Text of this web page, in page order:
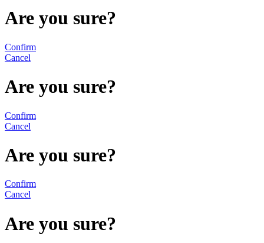
Are you sure?
Confirm
Cancel
Are you sure?
Confirm
Cancel
Are you sure?
Confirm
Cancel
Are you sure?